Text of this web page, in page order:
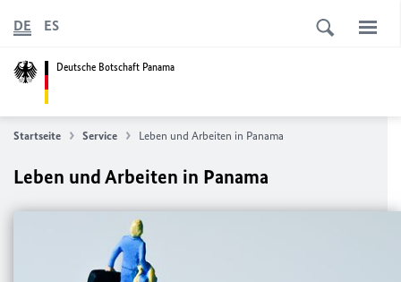
Deutsche Botschaft Panama
DE ES
Startseite Service Leben und Arbeiten in Panama
Leben und Arbeiten in Panama